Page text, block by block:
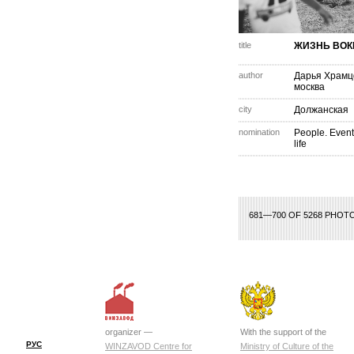
title ЖИЗНЬ
author Дарья
москва
city Должанская
nomination
People.
life
681—700 OF 5268
18 19 20 21 22 23
РУС
organizer —
WINZAVOD Centre for
With the support of the
Ministry of Culture of the